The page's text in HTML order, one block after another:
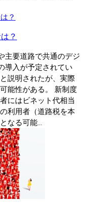
？
主要道路で共通のデジ
導入が予定されてい
説明されたが、実際
能性がある。 新制度
にはビネット代相当
利用者（道路税を本
なる可能...